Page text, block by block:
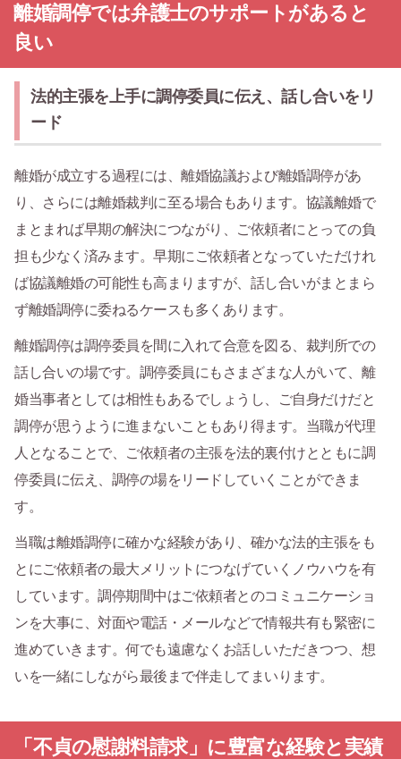
離婚調停では弁護士のサポートがあると
良い
法的主張を上手に調停委員に伝え、話し合いをリ
ード
離婚が成立する過程には、離婚協議および離婚調停があ
り、さらには離婚裁判に至る場合もあります。協議離婚で
まとまれば早期の解決につながり、ご依頼者にとっての負
担も少なく済みます。早期にご依頼者となっていただけれ
ば協議離婚の可能性も高まりますが、話し合いがまとまら
ず離婚調停に委ねるケースも多くあります。
離婚調停は調停委員を間に入れて合意を図る、裁判所での
話し合いの場です。調停委員にもさまざまな人がいて、離
婚当事者としては相性もあるでしょうし、ご自身だけだと
調停が思うように進まないこともあり得ます。当職が代理
人となることで、ご依頼者の主張を法的裏付けとともに調
停委員に伝え、調停の場をリードしていくことができま
す。
当職は離婚調停に確かな経験があり、確かな法的主張をも
とにご依頼者の最大メリットにつなげていくノウハウを有
しています。調停期間中はご依頼者とのコミュニケーショ
ンを大事に、対面や電話・メールなどで情報共有も緊密に
進めていきます。何でも遠慮なくお話しいただきつつ、想
いを一緒にしながら最後まで伴走してまいります。
「不貞の慰謝料請求」に豊富な経験と実績